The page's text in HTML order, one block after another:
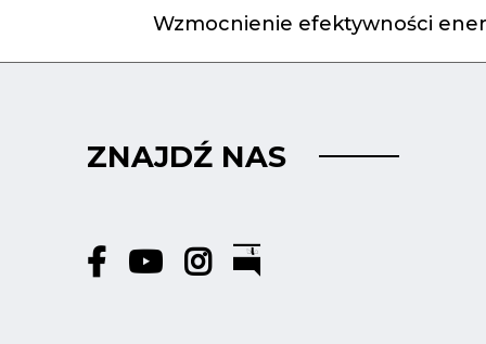
Wzmocnienie efektywności
ZNAJDŹ NAS